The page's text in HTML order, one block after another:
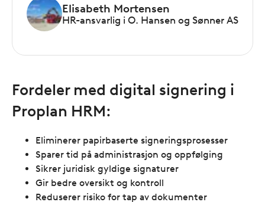
Elisabeth Mortensen
HR-ansvarlig i O. Hansen og Sønner AS
Fordeler med digital signering i
Proplan HRM:
Eliminerer papirbaserte signeringsprosesser
Sparer tid på administrasjon og oppfølging
Sikrer juridisk gyldige signaturer
Gir bedre oversikt og kontroll
Reduserer risiko for tap av dokumenter